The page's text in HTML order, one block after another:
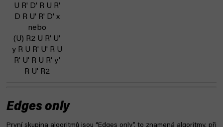
U R' D' R U R'
D R U' R' D' x
nebo
(U) R2 U R' U'
y R U R' U' R U
R' U' R U R' y'
R U' R2
Edges only
První skupina algoritmů jsou “Edges only”, to znamená algoritmy, při